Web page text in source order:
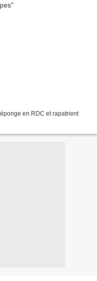
en RDC et rapatrient